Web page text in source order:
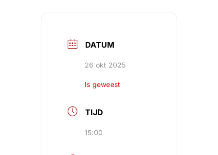
DATUM
26 okt 2025
Is geweest
TIJD
15:00